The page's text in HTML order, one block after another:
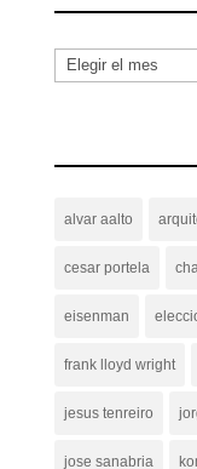
Archivos
alvar aalto
cesar portela
eisenman
frank lloyd wright
jesus tenreiro
jose sanabria